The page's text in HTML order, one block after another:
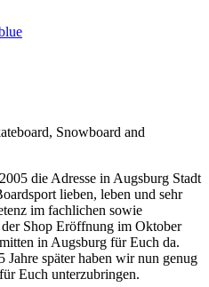
Snowboard and
die Adresse in Augsburg Stadt
lieben, leben und sehr
im fachlichen sowie
Shop Eröffnung im Oktober
in Augsburg für Euch da.
Jahre später haben wir nun genug
Euch unterzubringen.